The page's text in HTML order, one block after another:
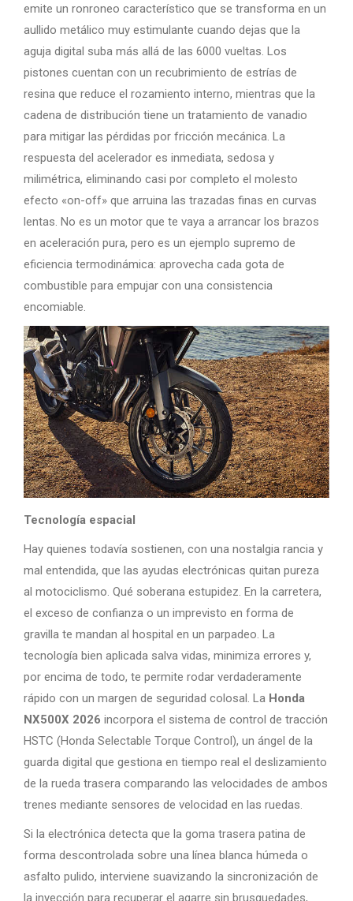
emite un ronroneo característico que se transforma en un
aullido metálico muy estimulante cuando dejas que la
aguja digital suba más allá de las 6000 vueltas. Los
pistones cuentan con un recubrimiento de estrías de
resina que reduce el rozamiento interno, mientras que la
cadena de distribución tiene un tratamiento de vanadio
para mitigar las pérdidas por fricción mecánica. La
respuesta del acelerador es inmediata, sedosa y
milimétrica, eliminando casi por completo el molesto
efecto «on-off» que arruina las trazadas finas en curvas
lentas. No es un motor que te vaya a arrancar los brazos
en aceleración pura, pero es un ejemplo supremo de
eficiencia termodinámica: aprovecha cada gota de
combustible para empujar con una consistencia
encomiable.
Tecnología espacial
Hay quienes todavía sostienen, con una nostalgia rancia y
mal entendida, que las ayudas electrónicas quitan pureza
al motociclismo. Qué soberana estupidez. En la carretera,
el exceso de confianza o un imprevisto en forma de
gravilla te mandan al hospital en un parpadeo. La
tecnología bien aplicada salva vidas, minimiza errores y,
por encima de todo, te permite rodar verdaderamente
rápido con un margen de seguridad colosal. La Honda
NX500X 2026 incorpora el sistema de control de tracción
HSTC (Honda Selectable Torque Control), un ángel de la
guarda digital que gestiona en tiempo real el deslizamiento
de la rueda trasera comparando las velocidades de ambos
trenes mediante sensores de velocidad en las ruedas.
Si la electrónica detecta que la goma trasera patina de
forma descontrolada sobre una línea blanca húmeda o
asfalto pulido, interviene suavizando la sincronización de
la inyección para recuperar el agarre sin brusquedades,